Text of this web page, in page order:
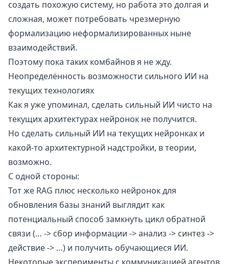
создать похожую систему, но работа это долгая и
сложная, может потребовать чрезмерную
формализацию неформализированных ныне
взаимодействий.
Поэтому пока таких комбайнов я не жду.
Неопределённость возможности сильного ИИ на
текущих технологиях
Как я уже упоминал, сделать сильный ИИ чисто на
текущих архитектурах нейронок не получится.
Но сделать сильный ИИ на текущих нейронках и
какой-то архитектурной надстройки, в теории,
возможно.
С одной стороны:
Тот же RAG плюс несколько нейронок для
обновления базы знаний выглядит как
потенциальный способ замкнуть цикл обратной
связи (… -> сбор информации -> анализ -> синтез ->
действие -> …) и получить обучающиеся ИИ.